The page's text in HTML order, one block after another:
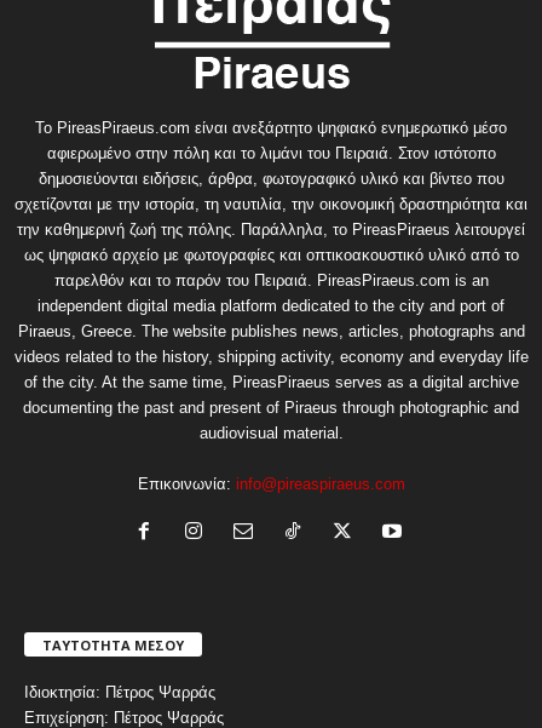
Το PireasPiraeus.com είναι ανεξάρτητο ψηφιακό ενημερωτικό μέσο
αφιερωμένο στην πόλη και το λιμάνι του Πειραιά. Στον ιστότοπο
δημοσιεύονται ειδήσεις, άρθρα, φωτογραφικό υλικό και βίντεο που
σχετίζονται με την ιστορία, τη ναυτιλία, την οικονομική δραστηριότητα και
την καθημερινή ζωή της πόλης. Παράλληλα, το PireasPiraeus λειτουργεί
ως ψηφιακό αρχείο με φωτογραφίες και οπτικοακουστικό υλικό από το
παρελθόν και το παρόν του Πειραιά. PireasPiraeus.com is an
independent digital media platform dedicated to the city and port of
Piraeus, Greece. The website publishes news, articles, photographs and
videos related to the history, shipping activity, economy and everyday life
of the city. At the same time, PireasPiraeus serves as a digital archive
documenting the past and present of Piraeus through photographic and
audiovisual material.
Επικοινωνία: info@pireaspiraeus.com
ΤΑΥΤΟΤΗΤΑ ΜΕΣΟΥ
Ιδιοκτησία: Πέτρος Ψαρράς
Επιχείρηση: Πέτρος Ψαρράς